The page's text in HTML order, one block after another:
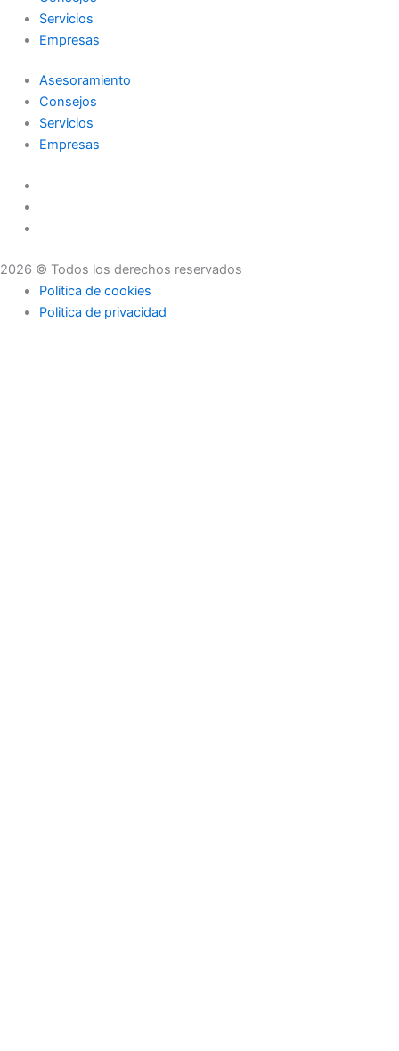
Servicios
Empresas
Asesoramiento
Consejos
Servicios
Empresas
2026 © Todos los derechos reservados
Politica de cookies
Politica de privacidad